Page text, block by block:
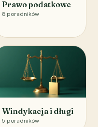
Prawo podatkowe
8 poradników
Windykacja i długi
5 poradników